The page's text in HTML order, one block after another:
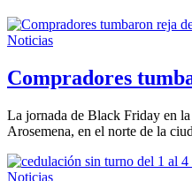
Noticias
Compradores
La jornada de Black Friday en
Arosemena, en el norte de la
Noticias